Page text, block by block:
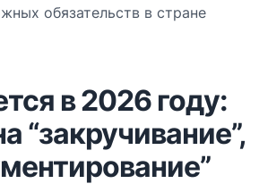
обязательств в стране
в 2026 году:
“закручивание”,